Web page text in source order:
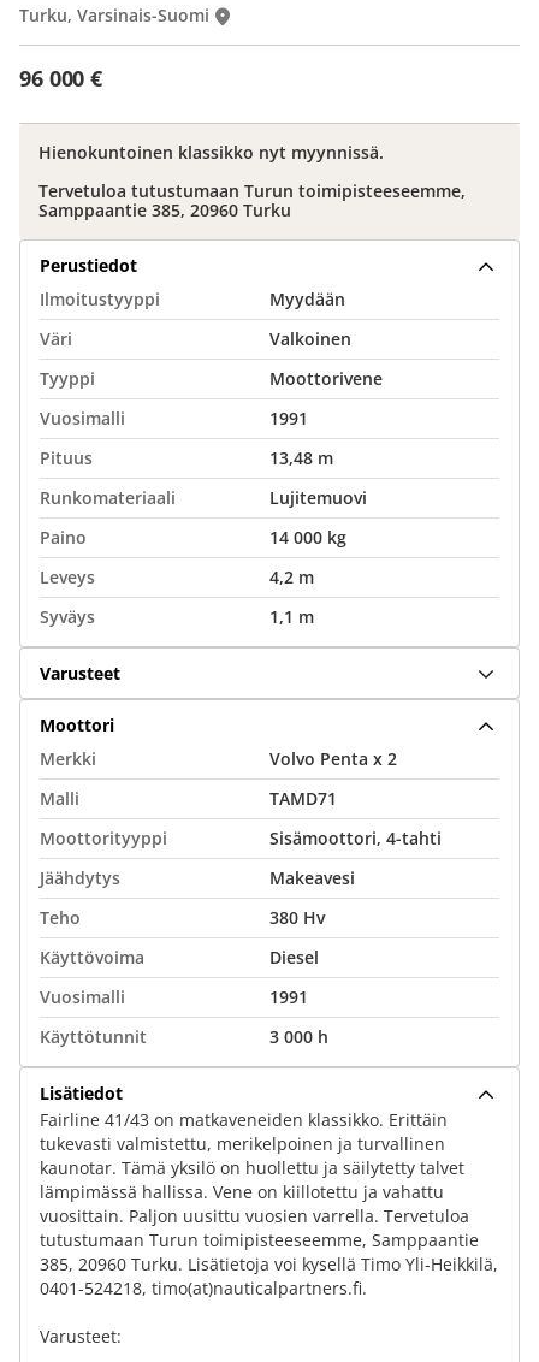
96 000 €
Turku, Varsinais-Suomi
Hienokuntoinen klassikko nyt myynnissä.
Tervetuloa tutustumaan Turun toimipisteeseemme,
Samppaantie 385, 20960 Turku
Perustiedot
Ilmoitustyyppi
Myydään
Väri
Valkoinen
Tyyppi
Moottorivene
Vuosimalli
1991
Pituus
13,48 m
Runkomateriaali
Lujitemuovi
Paino
14 000 kg
Leveys
4,2 m
Syväys
1,1 m
Varusteet
Moottori
Merkki
Volvo Penta x 2
Malli
TAMD71
Moottorityyppi
Sisämoottori, 4-tahti
Jäähdytys
Makeavesi
Teho
380 Hv
Käyttövoima
Diesel
Vuosimalli
1991
Käyttötunnit
3 000 h
Lisätiedot
Fairline 41/43 on matkaveneiden klassikko. Erittäin
tukevasti valmistettu, merikelpoinen ja turvallinen
kaunotar. Tämä yksilö on huollettu ja säilytetty talvet
lämpimässä hallissa. Vene on kiillotettu ja vahattu
vuosittain. Paljon uusittu vuosien varrella. Tervetuloa
tutustumaan Turun toimipisteeseemme, Samppaantie
385, 20960 Turku. Lisätietoja voi kysellä Timo Yli-Heikkilä,
0401-524218, timo(at)nauticalpartners.fi.
Varusteet: